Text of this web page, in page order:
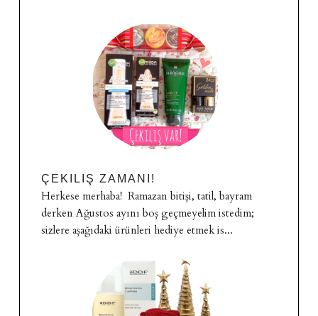
ÇEKILIŞ ZAMANI!
Herkese merhaba! Ramazan bitişi, tatil, bayram
derken Ağustos ayını boş geçmeyelim istedim;
sizlere aşağıdaki ürünleri hediye etmek is...